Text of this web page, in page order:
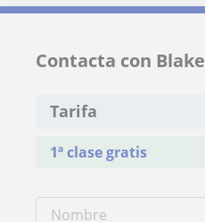
Contacta con Blake
Tarifa
1ª clase gratis